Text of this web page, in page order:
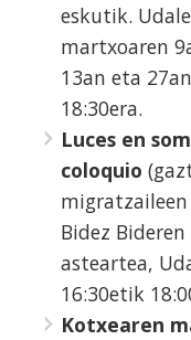
eskutik.
martxoaren
13an eta
18:30era.
Luces en
coloquio
Bidez
asteartea,
16:30etik
Kotxearen